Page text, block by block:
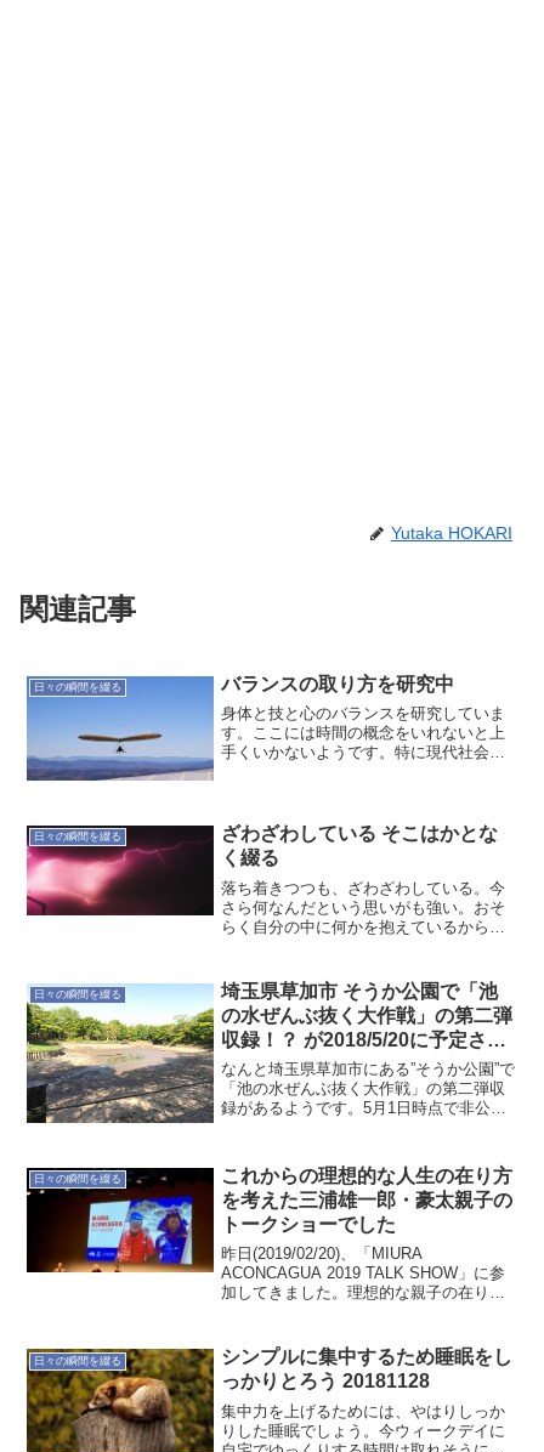
Yutaka HOKARI
関連記事
日々の瞬間を綴る バランスの取り方を研究中
身体と技と心のバランスを研究していま
す。ここには時間の概念をいれないと上
手くいかないようです。特に現代社会で
で ”やるぞ！” って思...
日々の瞬間を綴る
ざわざわしている そこはかとな
く綴る
落ち着きつつも、ざわざわしている。今
さら何なんだという思いがも強い。おそ
らく自分の中に何かを抱えているからの
人がいるんだなぁと感じるようにしてい
る。それと、ざわざわして...
日々の瞬間を綴る
埼玉県草加市 そうか公園で「池
の水ぜんぶ抜く大作戦」の第二弾
収録！？ が2018/5/20に予定され
ている？
なんと埼玉県草加市にある”そうか公園”で
「池の水ぜんぶ抜く大作戦」の第二弾収
録があるようです。5月1日時点で非公式
ページやテレビ東京のホームページ見て
も載っていま...
日々の瞬間を綴る
これからの理想的な人生の在り方
を考えた三浦雄一郎・豪太親子の
トークショーでした
昨日(2019/02/20)、「MIURA
ACONCAGUA 2019 TALK SHOW」に参
加してきました。理想的な親子の在り方
ぁ〜今後、この記事はリライトしてい...
日々の瞬間を綴る
シンプルに集中するため睡眠をし
っかりとろう 20181128
集中力を上げるためには、やはりしっか
りした睡眠でしょう。今ウィークデイに